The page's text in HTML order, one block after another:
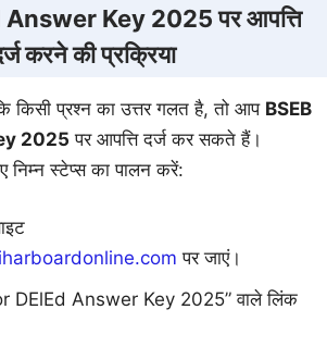
Key 2025 पर आपत्ति
करने की प्रक्रिया
किसी प्रश्न का उत्तर गलत है, तो आप BSEB
2025 पर आपत्ति दर्ज कर सकते हैं।
निम्न स्टेप्स का पालन करें:
पर जाएं।
DElEd Answer Key 2025” वाले लिंक